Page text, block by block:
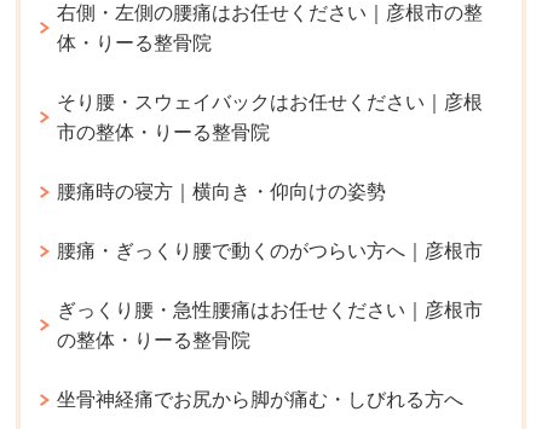
右側・左側の腰痛はお任せください｜彦根市の整
体・りーる整骨院
そり腰・スウェイバックはお任せください｜彦根
市の整体・りーる整骨院
腰痛時の寝方｜横向き・仰向けの姿勢
腰痛・ぎっくり腰で動くのがつらい方へ｜彦根市
ぎっくり腰・急性腰痛はお任せください｜彦根市
の整体・りーる整骨院
坐骨神経痛でお尻から脚が痛む・しびれる方へ